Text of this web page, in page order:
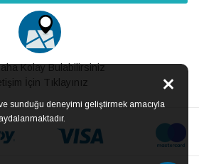
sunduğu deneyimi geliştirmek amacıyla
Kolay Bulabilirsiniz
İçin Tıklayınız